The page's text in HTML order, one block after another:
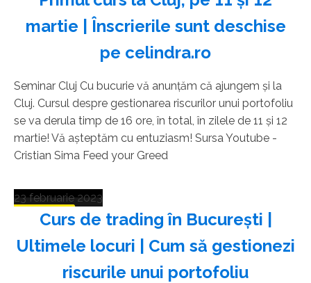
martie | Înscrierile sunt deschise
pe celindra.ro
Seminar Cluj Cu bucurie vă anunțăm că ajungem și la
Cluj. Cursul despre gestionarea riscurilor unui portofoliu
se va derula timp de 16 ore, în total, în zilele de 11 și 12
martie! Vă așteptăm cu entuziasm! Sursa Youtube -
Cristian Sima Feed your Greed
23 februarie 2023
Curs de trading în București |
Ultimele locuri | Cum să gestionezi
riscurile unui portofoliu